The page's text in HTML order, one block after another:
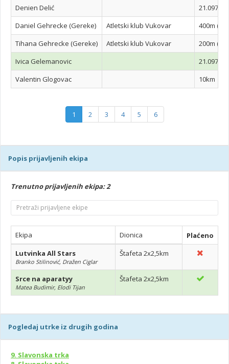
Denien Delić
21.097 km
Daniel Gehrecke (Gereke)
Atletski klub Vukovar
400m
Tihana Gehrecke (Gereke)
Atletski klub Vukovar
200m
Ivica Gelemanovic
21.097 km
Valentin Glogovac
10km
1 2 3 4 5 6
Popis prijavljenih ekipa
Trenutno prijavljenih ekipa: 2
Ekipa Dionica
Plaćeno
Lutvinka All Stars
Branko Stilinović, Dražen Ciglar
Štafeta 2x2,5km
Srce na aparatyy
Matea Budimir, Elodi Tijan
Štafeta 2x2,5km
Pogledaj utrke iz drugih godina
9. Slavonska trka